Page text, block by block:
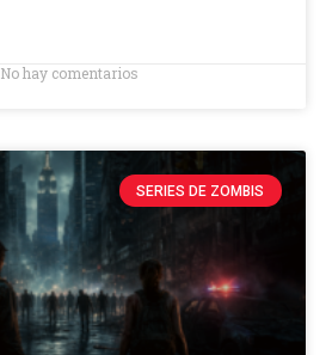
No hay comentarios
SERIES DE ZOMBIS